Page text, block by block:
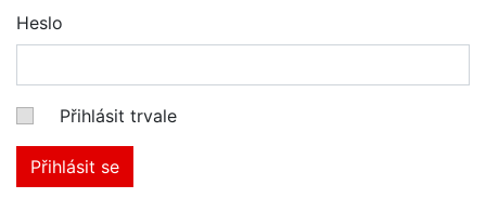
Heslo
Přihlásit trvale
Přihlásit se